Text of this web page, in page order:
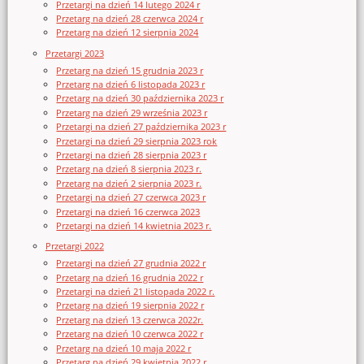
Przetargi na dzień 14 lutego 2024 r
Przetarg na dzień 28 czerwca 2024 r
Przetarg na dzień 12 sierpnia 2024
Przetargi 2023
Przetarg na dzień 15 grudnia 2023 r
Przetarg na dzień 6 listopada 2023 r
Przetarg na dzień 30 października 2023 r
Przetarg na dzień 29 września 2023 r
Przetargi na dzień 27 października 2023 r
Przetargi na dzień 29 sierpnia 2023 rok
Przetargi na dzień 28 sierpnia 2023 r
Przetarg na dzień 8 sierpnia 2023 r.
Przetarg na dzień 2 sierpnia 2023 r.
Przetargi na dzień 27 czerwca 2023 r
Przetargi na dzień 16 czerwca 2023
Przetargi na dzień 14 kwietnia 2023 r.
Przetargi 2022
Przetargi na dzień 27 grudnia 2022 r
Przetarg na dzień 16 grudnia 2022 r
Przetargi na dzień 21 listopada 2022 r.
Przetarg na dzień 19 sierpnia 2022 r
Przetarg na dzień 13 czerwca 2022r.
Przetarg na dzień 10 czerwca 2022 r
Przetarg na dzień 10 maja 2022 r